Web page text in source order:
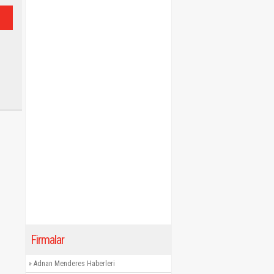
Firmalar
» Adnan Menderes Haberleri